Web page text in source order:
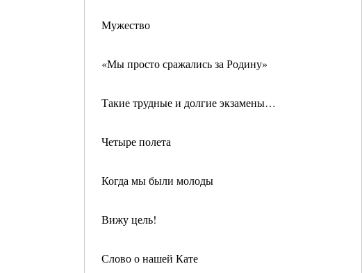
Мужество
«Мы просто сражались за Родину»
Такие трудные и долгие экзамены…
Четыре полета
Когда мы были молоды
Вижу цель!
Слово о нашей Кате